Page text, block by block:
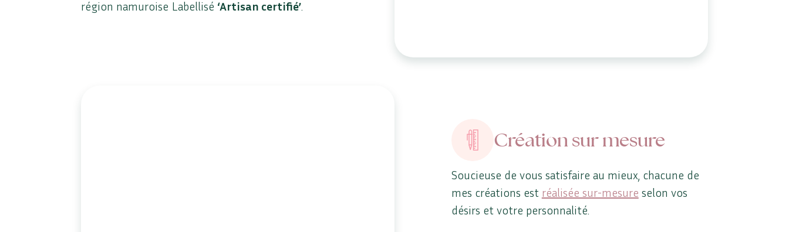
région namuroise Labellisé ‘Artisan certifié’
Création sur mesure
Soucieuse de vous satisfaire au mieux, chacune de
mes créations est réalisée sur-mesure selon vos
désirs et votre personnalité.